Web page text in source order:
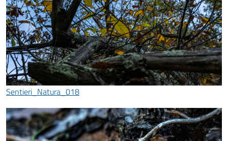
Sentieri_Natura_018